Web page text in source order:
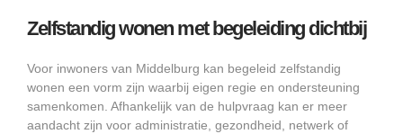
Zelfstandig wonen met begeleiding dichtbij
Voor inwoners van Middelburg kan begeleid zelfstandig
wonen een vorm zijn waarbij eigen regie en ondersteuning
samenkomen. Afhankelijk van de hulpvraag kan er meer
aandacht zijn voor administratie, gezondheid, netwerk of